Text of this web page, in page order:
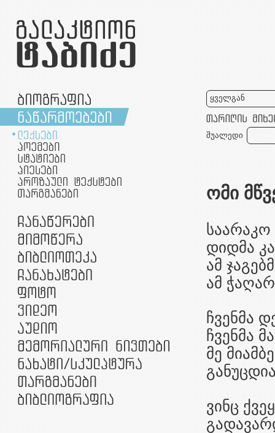
ყველგან
შუალედი
ომი
დიდმა
ამ
ამ
ჩვენმა
ჩვენმა
მე
ვინც